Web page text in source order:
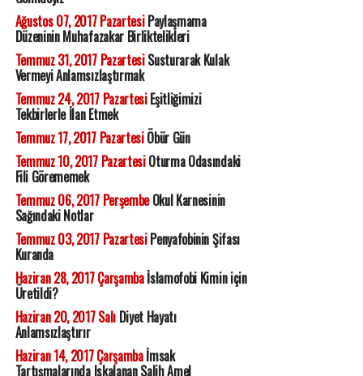
Ağustos 07, 2017 PazartesiPaylaşmama
Düzeninin Muhafazakar Birliktelikleri
Temmuz 31, 2017 PazartesiSusturarak Kulak
Vermeyi Anlamsızlaştırmak
Temmuz 24, 2017 PazartesiEşitliğimizi
Tekbirlerle İlan Etmek
Temmuz 17, 2017 PazartesiÖbür Gün
Temmuz 10, 2017 PazartesiOturma Odasındaki
Fili Görememek
Temmuz 06, 2017 PerşembeOkul Karnesinin
Sağındaki Notlar
Temmuz 03, 2017 PazartesiPenyafobinin Şifası
Kuranda
Haziran 28, 2017 Çarşambaİslamofobi Kimin için
Üretildi?
Haziran 20, 2017 SalıDiyet Hayatı
Anlamsızlaştırır
Haziran 14, 2017 Çarşambaİmsak
Tartışmalarında Iskalanan Salih Amel